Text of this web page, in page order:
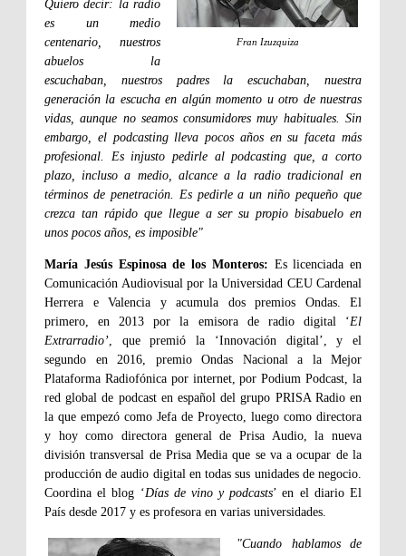
Fran Izuzquiza
Quiero decir: la radio
es un medio
centenario, nuestros
abuelos la
escuchaban, nuestros padres la escuchaban, nuestra
generación la escucha en algún momento u otro de nuestras
vidas, aunque no seamos consumidores muy habituales. Sin
embargo, el podcasting lleva pocos años en su faceta más
profesional. Es injusto pedirle al podcasting que, a corto
plazo, incluso a medio, alcance a la radio tradicional en
términos de penetración. Es pedirle a un niño pequeño que
crezca tan rápido que llegue a ser su propio bisabuelo en
unos pocos años, es imposible"
María Jesús Espinosa de los Monteros: Es licenciada en
Comunicación Audiovisual por la Universidad CEU Cardenal
Herrera e Valencia y acumula dos premios Ondas. El
primero, en 2013 por la emisora de radio digital ‘El
Extrarradio’, que premió la ‘Innovación digital’, y el
segundo en 2016, premio Ondas Nacional a la Mejor
Plataforma Radiofónica por internet, por Podium Podcast, la
red global de podcast en español del grupo PRISA Radio en
la que empezó como Jefa de Proyecto, luego como directora
y hoy como directora general de Prisa Audio, la nueva
división transversal de Prisa Media que se va a ocupar de la
producción de audio digital en todas sus unidades de negocio.
Coordina el blog ‘Días de vino y podcasts’ en el diario El
País desde 2017 y es profesora en varias universidades.
"Cuando hablamos de